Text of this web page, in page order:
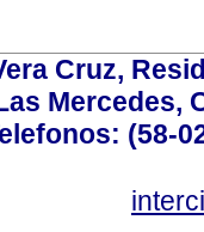
Cruz,
Mercedes,
(58-